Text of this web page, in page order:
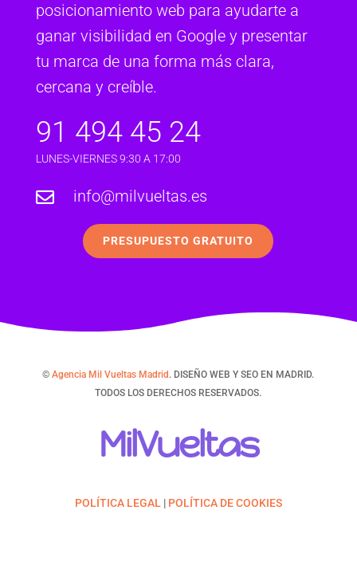
posicionamiento web para ayudarte a
ganar visibilidad en Google y presentar
tu marca de una forma más clara,
cercana y creíble.
91 494 45 24
LUNES-VIERNES 9:30 A 17:00
 info@milvueltas.es
PRESUPUESTO GRATUITO
©Agencia Mil Vueltas Madrid . DISEÑO WEB Y SEO EN MADRID.
TODOS LOS DERECHOS RESERVADOS.
MilVueltas
POLÍTICA LEGAL | POLÍTICA DE COOKIES